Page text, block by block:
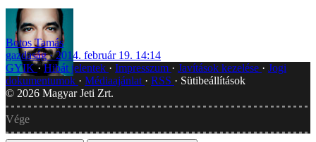
Botos Tamás
gazdaság
2014. február 19. 14:14
GYIK Hibát jelentek Impresszum Javítások kezelése
Jogi
dokumentumok
Médiaajánlat RSS
Sütibeállítások
© 2026 Magyar Jeti Zrt.
Vége